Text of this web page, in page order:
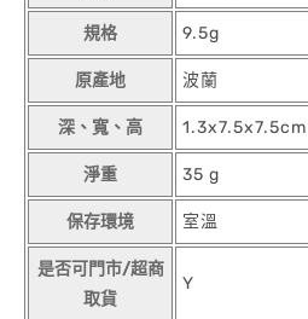
規格 9.5g
原產地 波蘭
深、寬、高 1.3x7.5x7.5cm
淨重 35 g
保存環境 室溫
是否可門市/超商
取貨
Y